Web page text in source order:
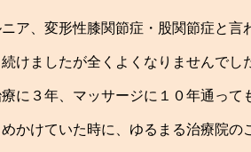
ア、変形性膝関節症・股関節症と言
けましたが全くよくなりませんでし
に３年、マッサージに１０年通って
かけていた時に、ゆるまる治療院の